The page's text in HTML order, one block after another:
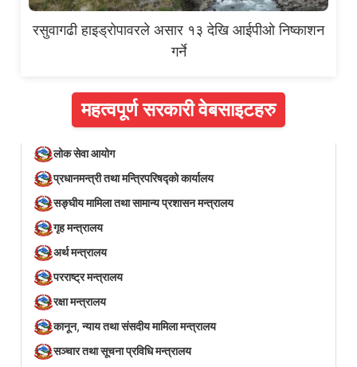
रसुवागढी हाइड्रोपावरले असार १३ देखि आईपीओ निष्काशन
गर्ने
महत्वपूर्ण सरकारी वेबसाइटहरु
लोक सेवा आयोग
प्रधानमन्त्री तथा मन्त्रिपरिषद्को कार्यालय
सङ्घीय मामिला तथा सामान्य प्रशासन मन्त्रालय
गृह मन्त्रालय
अर्थ मन्त्रालय
परराष्ट्र मन्त्रालय
रक्षा मन्त्रालय
कानून, न्याय तथा संसदीय मामिला मन्त्रालय
सञ्‍चार तथा सूचना प्रविधि मन्त्रालय